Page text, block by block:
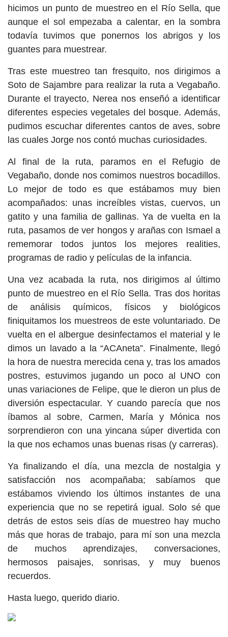
hicimos un punto de muestreo en el Río Sella, que
aunque el sol empezaba a calentar, en la sombra
todavía tuvimos que ponernos los abrigos y los
guantes para muestrear.
Tras este muestreo tan fresquito, nos dirigimos a
Soto de Sajambre para realizar la ruta a Vegabaño.
Durante el trayecto, Nerea nos enseñó a identificar
diferentes especies vegetales del bosque. Además,
pudimos escuchar diferentes cantos de aves, sobre
las cuales Jorge nos contó muchas curiosidades.
Al final de la ruta, paramos en el Refugio de
Vegabaño, donde nos comimos nuestros bocadillos.
Lo mejor de todo es que estábamos muy bien
acompañados: unas increíbles vistas, cuervos, un
gatito y una familia de gallinas. Ya de vuelta en la
ruta, pasamos de ver hongos y arañas con Ismael a
rememorar todos juntos los mejores realities,
programas de radio y películas de la infancia.
Una vez acabada la ruta, nos dirigimos al último
punto de muestreo en el Río Sella. Tras dos horitas
de análisis químicos, físicos y biológicos
finiquitamos los muestreos de este voluntariado. De
vuelta en el albergue desinfectamos el material y le
dimos un lavado a la “ACAneta”. Finalmente, llegó
la hora de nuestra merecida cena y, tras los amados
postres, estuvimos jugando un poco al UNO con
unas variaciones de Felipe, que le dieron un plus de
diversión espectacular. Y cuando parecía que nos
íbamos al sobre, Carmen, María y Mónica nos
sorprendieron con una yincana súper divertida con
la que nos echamos unas buenas risas (y carreras).
Ya finalizando el día, una mezcla de nostalgia y
satisfacción nos acompañaba; sabíamos que
estábamos viviendo los últimos instantes de una
experiencia que no se repetirá igual. Solo sé que
detrás de estos seis días de muestreo hay mucho
más que horas de trabajo, para mí son una mezcla
de muchos aprendizajes, conversaciones,
hermosos paisajes, sonrisas, y muy buenos
recuerdos.
Hasta luego, querido diario.